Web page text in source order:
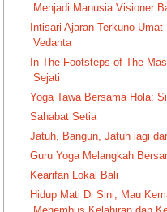
Menjadi Manusia Visioner
Intisari Ajaran Terkuno
Vedanta
In The Footsteps of The
Sejati
Yoga Tawa Bersama Hola:
Sahabat Setia
Jatuh, Bangun, Jatuh lagi
Guru Yoga Melangkah
Kearifan Lokal Bali
Hidup Mati Di Sini, Mau